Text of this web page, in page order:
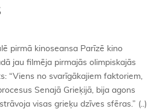
pirmā kinoseansa Parīzē kino
jau filmēja pirmajās olimpiskajās
“Viens no svarīgākajiem faktoriem,
Senajā Grieķijā, bija agons
visas grieķu dzīves sfēras.” (..)